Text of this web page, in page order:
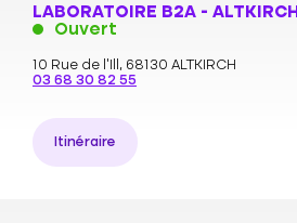
LABORATOIRE B2A - ALTKIRCH
Ouvert
10 Rue de l'Ill, 68130 ALTKIRCH
03 68 30 82 55
Itinéraire